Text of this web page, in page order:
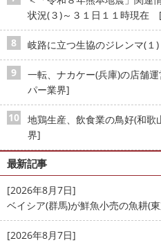
状況(３)～３１日１１時現在
岐路に立つ生協のジレンマ(
一転、ナカケー(兵庫)の店舗
パー業界]
地鶏生産、飲食業の鳥好(和
界]
最新記事
[2026年8月7日]
ベイシア(群馬)が鮮魚小売の魚耕(
[2026年8月7日]